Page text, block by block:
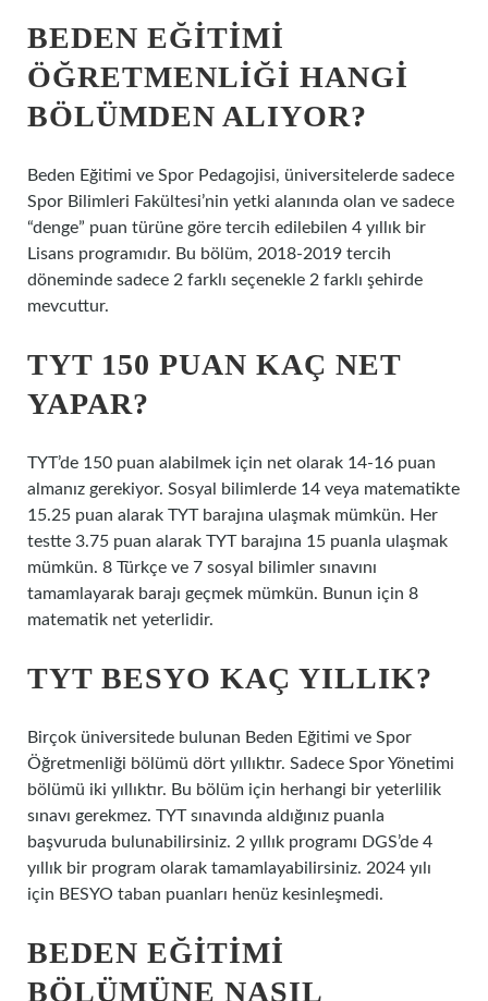
BEDEN EĞITIMI
ÖĞRETMENLIĞI HANGI
BÖLÜMDEN ALIYOR?
Beden Eğitimi ve Spor Pedagojisi, üniversitelerde sadece
Spor Bilimleri Fakültesi’nin yetki alanında olan ve sadece
“denge” puan türüne göre tercih edilebilen 4 yıllık bir
Lisans programıdır. Bu bölüm, 2018-2019 tercih
döneminde sadece 2 farklı seçenekle 2 farklı şehirde
mevcuttur.
TYT 150 PUAN KAÇ NET
YAPAR?
TYT’de 150 puan alabilmek için net olarak 14-16 puan
almanız gerekiyor. Sosyal bilimlerde 14 veya matematikte
15.25 puan alarak TYT barajına ulaşmak mümkün. Her
testte 3.75 puan alarak TYT barajına 15 puanla ulaşmak
mümkün. 8 Türkçe ve 7 sosyal bilimler sınavını
tamamlayarak barajı geçmek mümkün. Bunun için 8
matematik net yeterlidir.
TYT BESYO KAÇ YILLIK?
Birçok üniversitede bulunan Beden Eğitimi ve Spor
Öğretmenliği bölümü dört yıllıktır. Sadece Spor Yönetimi
bölümü iki yıllıktır. Bu bölüm için herhangi bir yeterlilik
sınavı gerekmez. TYT sınavında aldığınız puanla
başvuruda bulunabilirsiniz. 2 yıllık programı DGS’de 4
yıllık bir program olarak tamamlayabilirsiniz. 2024 yılı
için BESYO taban puanları henüz kesinleşmedi.
BEDEN EĞITIMI
BÖLÜMÜNE NASIL